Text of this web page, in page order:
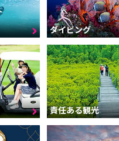
ダイビング
責任ある観光